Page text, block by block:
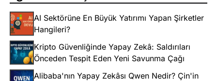
AI Sektörüne En Büyük Yatırımı Yapan Şirketler
Hangileri?
Kripto Güvenliğinde Yapay Zekâ: Saldırıları
Önceden Tespit Eden Yeni Savunma Çağı
Alibaba'nın Yapay Zekâsı Qwen Nedir? Çin'in